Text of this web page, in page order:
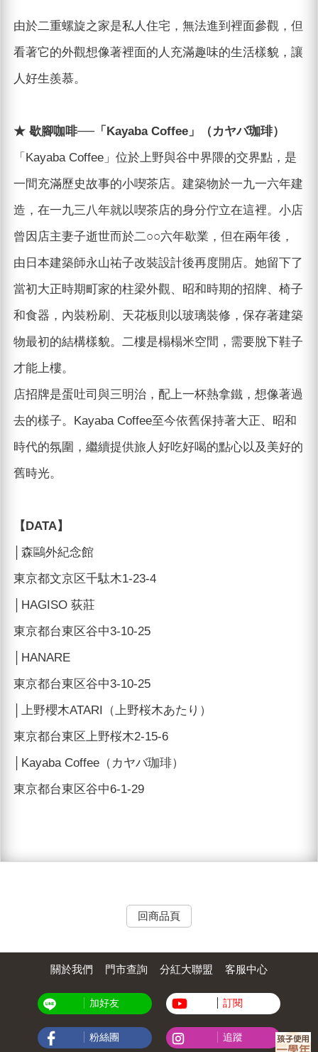
由於二重螺旋之家是私人住宅，無法進到裡面參觀，但
看著它的外觀想像著裡面的人充滿趣味的生活樣貌，讓
人好生羨慕。
★ 歇腳咖啡──「Kayaba Coffee」（カヤバ珈琲）
「Kayaba Coffee」位於上野與谷中界隈的交界點，是
一間充滿歷史故事的小喫茶店。建築物於一九一六年建
造，在一九三八年就以喫茶店的身分佇立在這裡。小店
曾因店主妻子逝世而於二○○六年歇業，但在兩年後，
由日本建築師永山祐子改裝設計後再度開店。她留下了
當初大正時期町家的柱梁外觀、昭和時期的招牌、椅子
和食器，內裝粉刷、天花板則以玻璃裝修，保存著建築
物最初的結構樣貌。二樓是榻榻米空間，需要脫下鞋子
才能上樓。
店招牌是蛋吐司與三明治，配上一杯熱拿鐵，想像著過
去的樣子。Kayaba Coffee至今依舊保持著大正、昭和
時代的氛圍，繼續提供旅人好吃好喝的點心以及美好的
舊時光。
【DATA】
│森鷗外紀念館
東京都文京区千駄木1-23-4
│HAGISO 荻莊
東京都台東区谷中3-10-25
│HANARE
東京都台東区谷中3-10-25
│上野櫻木ATARI（上野桜木あたり）
東京都台東区上野桜木2-15-6
│Kayaba Coffee（カヤバ珈琲）
東京都台東区谷中6-1-29
回商品頁
關於我們 門市查詢 分紅大聯盟 客服中心
加好友 訂閱
粉絲團 追蹤